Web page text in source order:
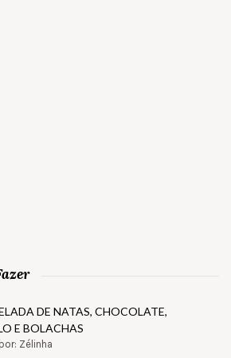
DE NATAS, CHOCOLATE,
E BOLACHAS
Zélinha